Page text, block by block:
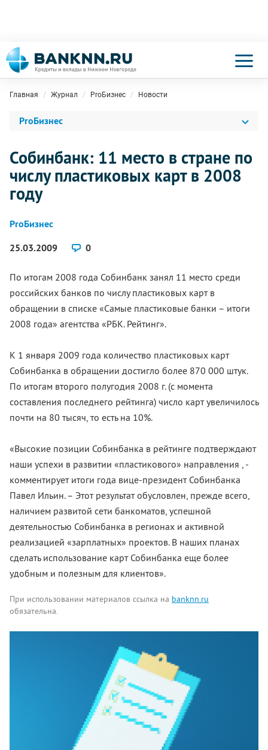
Главная Журнал ProБизнес Новости
ProБизнес
Собинбанк: 11 место в стране по
числу пластиковых карт в 2008
году
ProБизнес
25.03.2009
0
По итогам 2008 года Собинбанк занял 11 место среди
российских банков по числу пластиковых карт в
обращении в списке «Самые пластиковые банки – итоги
2008 года» агентства «РБК. Рейтинг».
К 1 января 2009 года количество пластиковых карт
Собинбанка в обращении достигло более 870 000 штук.
По итогам второго полугодия 2008 г. (с момента
составления последнего рейтинга) число карт увеличилось
почти на 80 тысяч, то есть на 10%.
«Высокие позиции Собинбанка в рейтинге подтверждают
наши успехи в развитии «пластикового» направления , -
комментирует итоги года вице-президент Собинбанка
Павел Ильин. – Этот результат обусловлен, прежде всего,
наличием развитой сети банкоматов, успешной
деятельностью Собинбанка в регионах и активной
реализацией «зарплатных» проектов. В наших планах
сделать использование карт Собинбанка еще более
удобным и полезным для клиентов».
При использовании материалов ссылка на banknn.ru
обязательна.